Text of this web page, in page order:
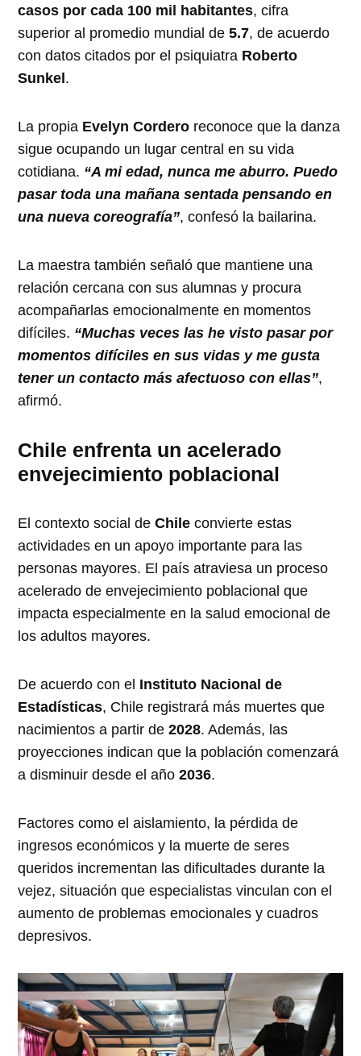
casos por cada 100 mil habitantes, cifra
superior al promedio mundial de5.7, de acuerdo
con datos citados por el psiquiatra Roberto
Sunkel.
La propia Evelyn Cordero reconoce que la danza
sigue ocupando un lugar central en su vida
cotidiana. “A mi edad, nunca me aburro. Puedo
pasar toda una mañana sentada pensando en
una nueva coreografía”, confesó la bailarina.
La maestra también señaló que mantiene una
relación cercana con sus alumnas y procura
acompañarlas emocionalmente en momentos
difíciles. “Muchas veces las he visto pasar por
momentos difíciles en sus vidas y me gusta
tener un contacto más afectuoso con ellas”,
afirmó.
Chile enfrenta un acelerado
envejecimiento poblacional
El contexto social deChile convierte estas
actividades en un apoyo importante para las
personas mayores. El país atraviesa un proceso
acelerado de envejecimiento poblacional que
impacta especialmente en la salud emocional de
los adultos mayores.
De acuerdo con el Instituto Nacional de
Estadísticas, Chile registrará más muertes que
nacimientos a partir de2028. Además, las
proyecciones indican que la población comenzará
a disminuir desde el año2036.
Factores como el aislamiento, la pérdida de
ingresos económicos y la muerte de seres
queridos incrementan las dificultades durante la
vejez, situación que especialistas vinculan con el
aumento de problemas emocionales y cuadros
depresivos.